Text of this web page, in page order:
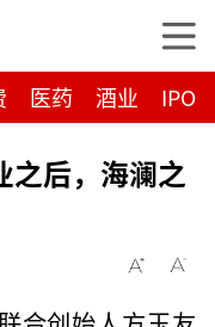
医药 酒业 IPO
之后，海澜之